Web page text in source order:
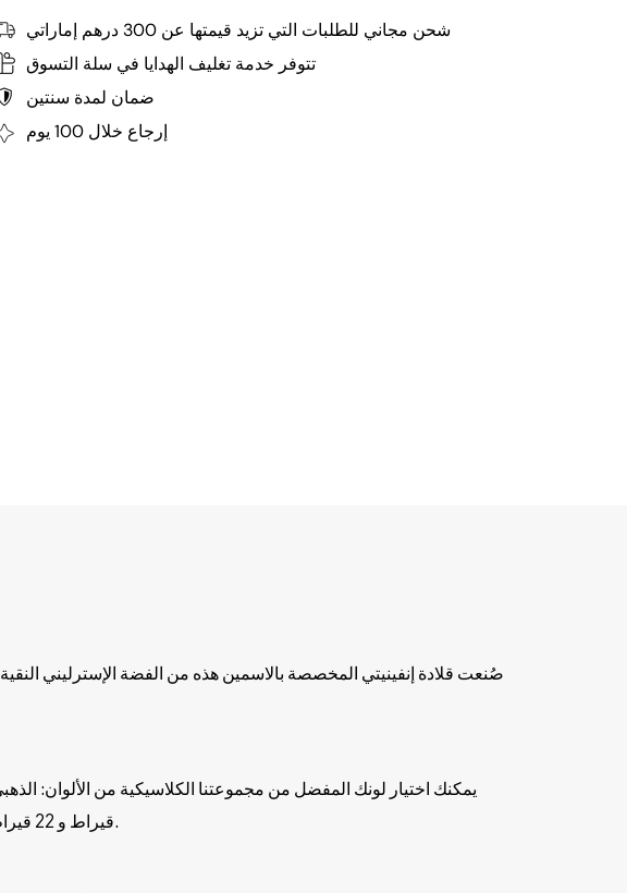
شحن مجاني للطلبات التي تزيد قيمتها عن 300 درهم إماراتي
تتوفر خدمة تغليف الهدايا في سلة التسوق
ضمان لمدة سنتين
إرجاع خلال 100 يوم
صُنعت قلادة إنفينيتي المخصصة بالاسمين هذه من الفضة الإسترليني
قيراط و 22 قيراط للمناسبات والتجمعات الرسمية. إنها بالتأكيد قطعة ستلفت الأنظار.